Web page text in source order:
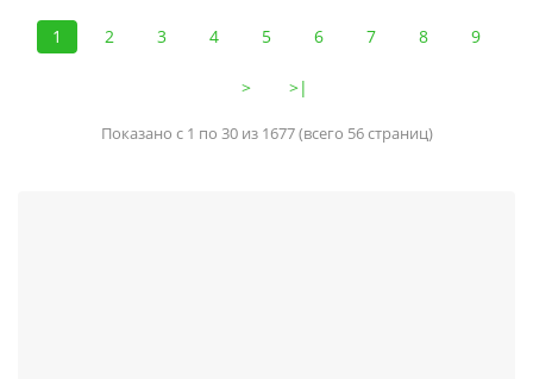
1 2 3 4 5 6 7 8 9
> >|
Показано с 1 по 30 из 1677 (всего 56 страниц)